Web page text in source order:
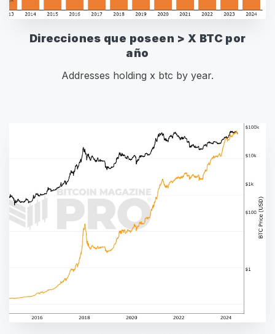
Direcciones que poseen > X BTC por
año
Addresses holding x btc by year.